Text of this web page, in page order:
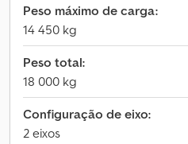
Peso máximo de carga:
14 450 kg
Peso total:
18 000 kg
Configuração de eixo:
2 eixos